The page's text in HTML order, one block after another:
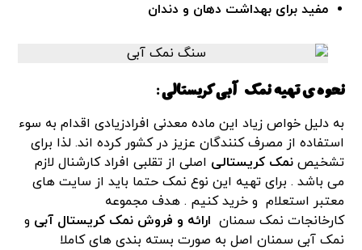
مفید برای بهداشت دهان و دندان
نحوه ی تهیه نمک آبی کریستالی :
به دلیل خواص زیاد این ماده معدنی افرادزیادی اقدام به سوء
استفاده از مصرف کنندگان عزیز در کشور کرده اند. لذا برای
تشخیصنمک کریستالی اصلی از تقلبی افراد کارشنال لازم
می باشد . برای تهیه این نوع نمک حتما باید از سایت های
معتبر استعلام و خرید کنیم . هدف مجموعه
کارخانجات نمک سمنان ارائه و فروش نمک کریستال آبی و
نمک آبی سمنان اصل به صورت بسته بندی های کاملا